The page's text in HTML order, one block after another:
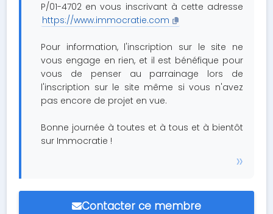
P/01-4702 en vous inscrivant à cette adresse
https://www.immocratie.com
Pour information, l'inscription sur le site ne
vous engage en rien, et il est bénéfique pour
vous de penser au parrainage lors de
l'inscription sur le site même si vous n'avez
pas encore de projet en vue.
Bonne journée à toutes et à tous et à bientôt
sur Immocratie !
Contacter ce membre